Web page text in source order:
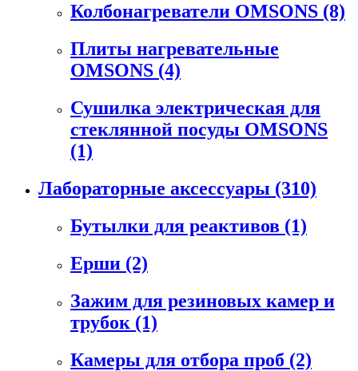
Колбонагреватели OMSONS (8)
Плиты нагревательные
OMSONS (4)
Сушилка электрическая для
стеклянной посуды OMSONS
(1)
Лабораторные аксессуары (310)
Бутылки для реактивов (1)
Ерши (2)
Зажим для резиновых камер и
трубок (1)
Камеры для отбора проб (2)